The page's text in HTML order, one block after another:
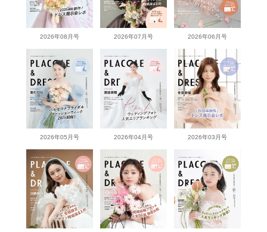
2026年08月号 2026年07月号 2026年06月号
2026年05月号 2026年04月号 2026年03月号